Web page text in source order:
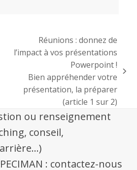
Réunions : donnez de
l’impact à vos présentations
Powerpoint !
Bien appréhender votre
présentation, la préparer
(article 1 sur 2)
ou renseignement
conseil,
: contactez-nous